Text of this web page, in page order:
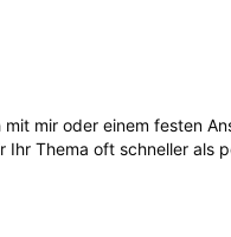
mir oder einem festen
Thema oft schneller als